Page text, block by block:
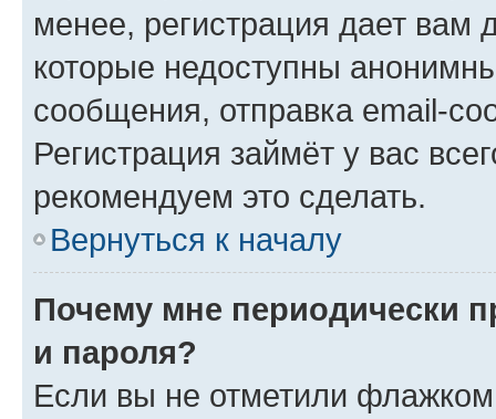
менее, регистрация дает вам
которые недоступны
сообщения, отправка email-
Регистрация займёт у вас
рекомендуем это сделать.
Вернуться к началу
Почему мне периодически
и пароля?
Если вы не отметили